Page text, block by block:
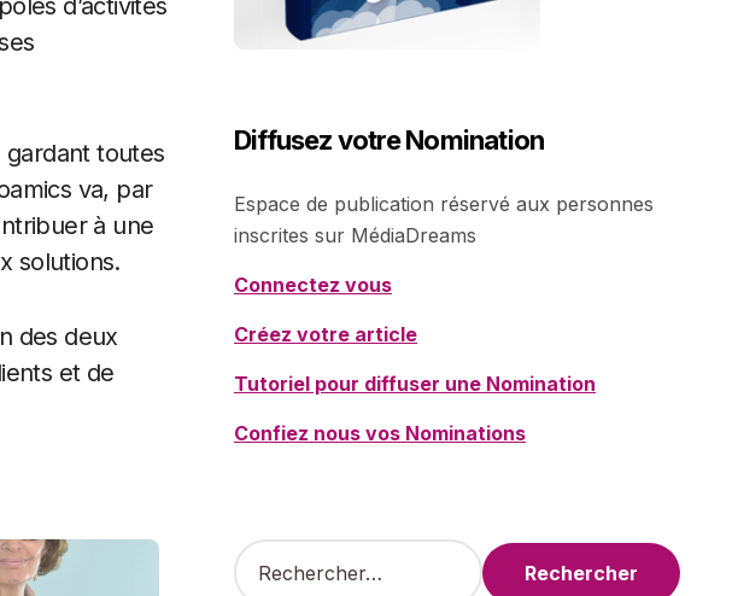
gardant toutes
va, par
à une
solutions.
des deux
et de
Diffusez votre Nomination
Espace de publication réservé aux personnes
inscrites sur MédiaDreams
Connectez vous
Créez votre article
Tutoriel pour diffuser une Nomination
Confiez nous vos Nominations
R
e